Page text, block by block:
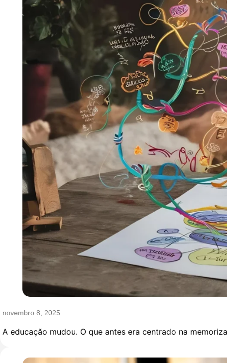
novembro 8, 2025
A educação mudou. O que antes era centrado na